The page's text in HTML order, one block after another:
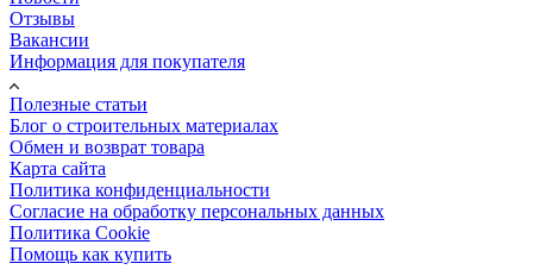
Отзывы
Вакансии
Информация для покупателя
Полезные статьи
Блог о строительных материалах
Обмен и возврат товара
Карта сайта
Политика конфиденциальности
Согласие на обработку персональных данных
Политика Cookie
Помощь как купить